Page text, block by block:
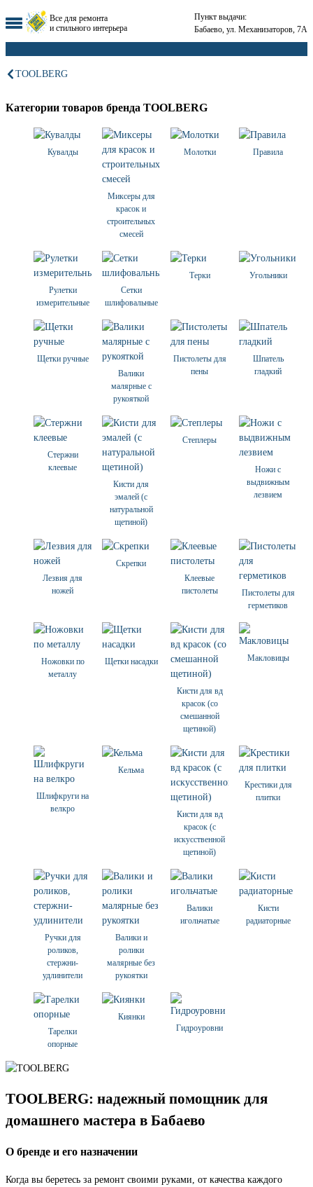
Все для ремонта
и стильного интерьера
Пункт выдачи:
Бабаево, ул. Механизаторов, 7А
TOOLBERG
Категории товаров бренда TOOLBERG
Кувалды
Миксеры для
красок и
строительных
смесей
Молотки Правила
Рулетки
измерительные
Сетки
шлифовальные
Терки Угольники
Щетки ручные
Валики
малярные с
рукояткой
Пистолеты для
пены
Шпатель
гладкий
Стержни
клеевые
Кисти для
эмалей (с
натуральной
щетиной)
Степлеры
Ножи с
выдвижным
лезвием
Лезвия для
ножей
Скрепки
Клеевые
пистолеты
Пистолеты для
герметиков
Ножовки по
металлу
Щетки насадки
Кисти для вд
красок (со
смешанной
щетиной)
Макловицы
Шлифкруги на
велкро
Кельма
Кисти для вд
красок (с
искусственной
щетиной)
Крестики для
плитки
Ручки для
роликов,
стержни-
удлинители
Валики и
ролики
малярные без
рукоятки
Валики
игольчатые
Кисти
радиаторные
Тарелки
опорные
Киянки
Гидроуровни
TOOLBERG: надежный помощник для
домашнего мастера в Бабаево
О бренде и его назначении
Когда вы беретесь за ремонт своими руками, от качества каждого